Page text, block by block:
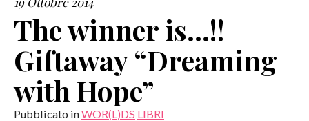
COLLABORAZIONI
CONTATTI
The winner is…!!
Giftaway “Dreaming
with Hope”
Pubblicato inWOR(L)DS LIBRI